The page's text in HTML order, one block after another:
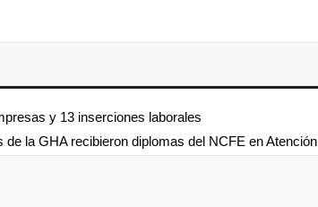
y 13 inserciones laborales
de la GHA recibieron diplomas del NCFE en Atención